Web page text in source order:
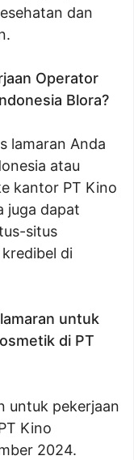
dan
Operator
Blora?
lamaran Anda
atau
kantor PT Kino
juga dapat
situs
di
untuk
di PT
untuk pekerjaan
Kino
2024.